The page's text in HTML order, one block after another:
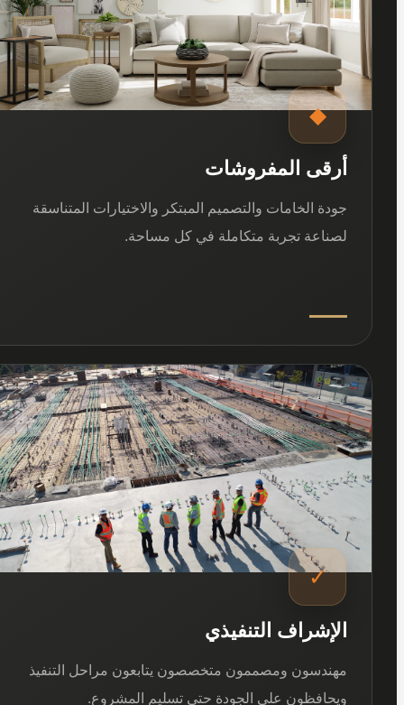
◆
أرقى المفروشات
جودة الخامات والتصميم المبتكر والاختيارات المتناسقة
لصناعة تجربة متكاملة في كل مساحة.
03
✓
الإشراف التنفيذي
مهندسون ومصممون متخصصون يتابعون مراحل التنفيذ
ويحافظون على الجودة حتى تسليم المشروع.